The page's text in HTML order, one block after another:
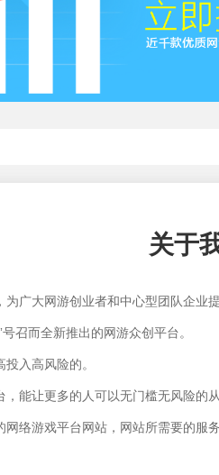
关于
广大网游创业者和中心型团队企业提
召而全新推出的网游众创平台。
入高风险的。
，能让更多的人可以无门槛无风险的
络游戏平台网站，网站所需要的服